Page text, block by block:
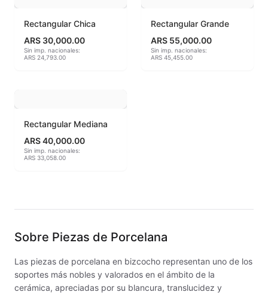
Crayones cerámicos
Engobes
Esmaltes fundentes fluxes
Esmaltes para porcelana (1230ºC - 1270ºC)
Rectangular Chica
ARS 30,000.00
Sin imp. nacionales:
ARS 24,793.00
Rectangular Grande
ARS 55,000.00
Sin imp. nacionales:
ARS 45,455.00
Rectangular Mediana
ARS 40,000.00
Sin imp. nacionales:
ARS 33,058.00
Sobre Piezas de Porcelana
Las piezas de porcelana en bizcocho representan uno de los
soportes más nobles y valorados en el ámbito de la
cerámica, apreciadas por su blancura, translucidez y